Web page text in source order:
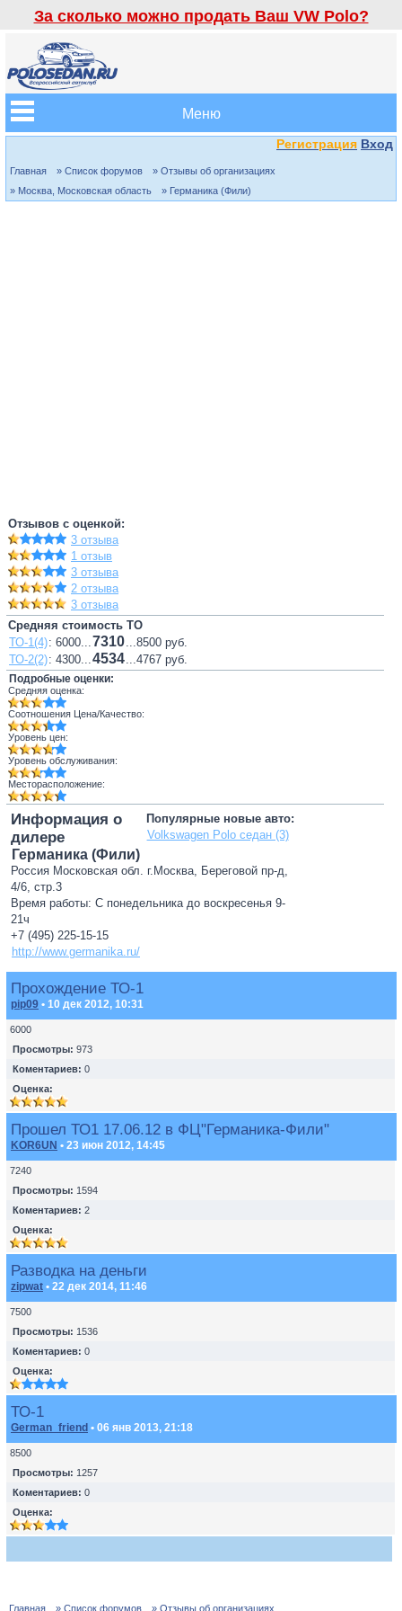
За сколько можно продать Ваш VW Polo?
Меню
Регистрация Вход
Главная » Список форумов
» Отзывы об организациях
» Москва, Московская область
» Германика (Фили)
Отзывов с оценкой:
3 отзыва
1 отзыв
3 отзыва
2 отзыва
3 отзыва
Средняя стоимость ТО
ТО-1(4): 6000...7310...8500 руб.
ТО-2(2): 4300...4534...4767 руб.
Подробные оценки:
Средняя оценка:
Соотношения Цена/Качество:
Уровень цен:
Уровень обслуживания:
Месторасположение:
Популярные новые авто:
Volkswagen Polo седан (3)
Информация о
дилере
Германика (Фили)
Россия Московская обл. г.Москва, Береговой пр-д,
4/6, стр.3
Время работы: С понедельника до воскресенья 9-
21ч
+7 (495) 225-15-15
http://www.germanika.ru/
Прохождение ТО-1
pip09 • 10 дек 2012, 10:31
6000
Просмотры: 973
Коментариев: 0
Оценка:
Прошел ТО1 17.06.12 в ФЦ"Германика-Фили"
KOR6UN • 23 июн 2012, 14:45
7240
Просмотры: 1594
Коментариев: 2
Оценка:
Разводка на деньги
zipwat • 22 дек 2014, 11:46
7500
Просмотры: 1536
Коментариев: 0
Оценка:
ТО-1
German_friend • 06 янв 2013, 21:18
8500
Просмотры: 1257
Коментариев: 0
Оценка:
Главная » Список форумов » Отзывы об организациях